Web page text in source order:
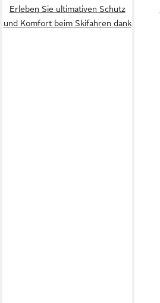
Erleben Sie ultimativen Schutz
und Komfort beim Skifahren dank